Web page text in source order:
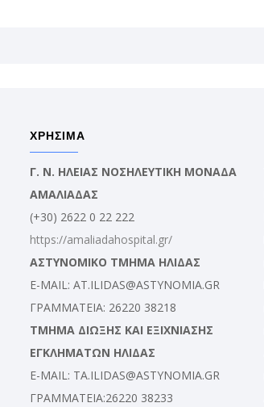
ΧΡΗΣΙΜΑ
Γ. Ν. ΗΛΕΙΑΣ ΝΟΣΗΛΕΥΤΙΚΗ ΜΟΝΑΔΑ
ΑΜΑΛΙΑΔΑΣ
(+30) 2622 0 22 222
https://amaliadahospital.gr/
ΑΣΤΥΝΟΜΙΚΟ ΤΜΗΜΑ ΗΛΙΔΑΣ
E-MAIL: AT.ILIDAS@ASTYNOMIA.GR
ΓΡΑΜΜΑΤΕΙΑ: 26220 38218
ΤΜΗΜΑ ΔΙΩΞΗΣ ΚΑΙ ΕΞΙΧΝΙΑΣΗΣ
ΕΓΚΛΗΜΑΤΩΝ ΗΛΙΔΑΣ
E-MAIL: TA.ILIDAS@ASTYNOMIA.GR
ΓΡΑΜΜΑΤΕΙΑ:26220 38233